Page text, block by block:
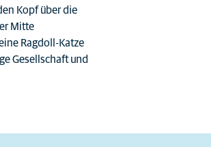
Kopf über die
Mitte
Ragdoll-Katze
Gesellschaft und